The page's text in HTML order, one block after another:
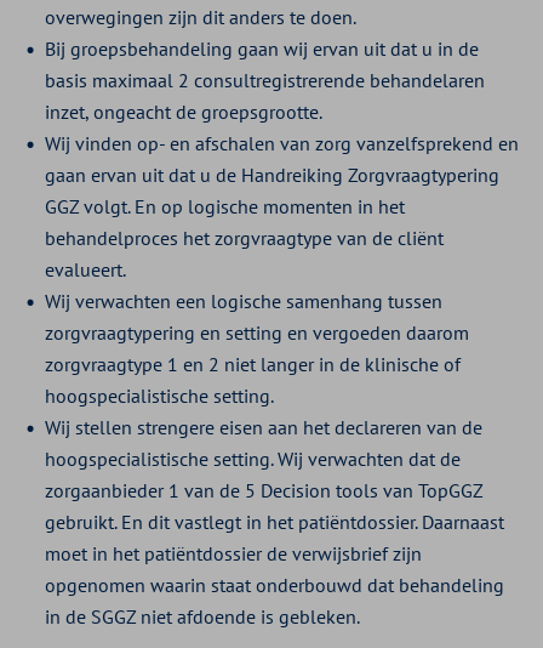
overwegingen zijn dit anders te doen.
Bij groepsbehandeling gaan wij ervan uit dat u in de
basis maximaal 2 consultregistrerende behandelaren
inzet, ongeacht de groepsgrootte.
Wij vinden op- en afschalen van zorg vanzelfsprekend en
gaan ervan uit dat u de Handreiking Zorgvraagtypering
GGZ volgt. En op logische momenten in het
behandelproces het zorgvraagtype van de cliënt
evalueert.
Wij verwachten een logische samenhang tussen
zorgvraagtypering en setting en vergoeden daarom
zorgvraagtype 1 en 2 niet langer in de klinische of
hoogspecialistische setting.
Wij stellen strengere eisen aan het declareren van de
hoogspecialistische setting. Wij verwachten dat de
zorgaanbieder 1 van de 5 Decision tools van TopGGZ
gebruikt. En dit vastlegt in het patiëntdossier. Daarnaast
moet in het patiëntdossier de verwijsbrief zijn
opgenomen waarin staat onderbouwd dat behandeling
in de SGGZ niet afdoende is gebleken.